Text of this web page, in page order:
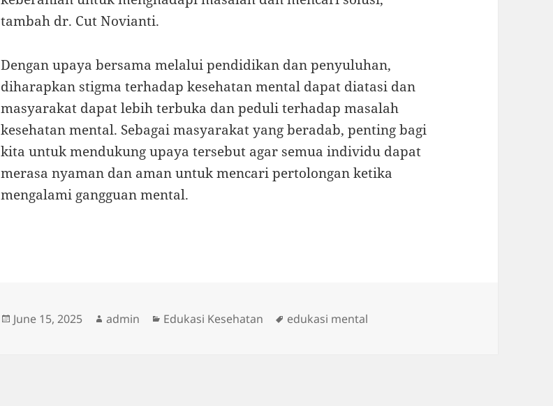
tambah dr. Cut Novianti.
Dengan upaya bersama melalui pendidikan dan penyuluhan,
diharapkan stigma terhadap kesehatan mental dapat diatasi dan
masyarakat dapat lebih terbuka dan peduli terhadap masalah
kesehatan mental. Sebagai masyarakat yang beradab, penting bagi
kita untuk mendukung upaya tersebut agar semua individu dapat
merasa nyaman dan aman untuk mencari pertolongan ketika
mengalami gangguan mental.
Posted
June 15, 2025 Author
admin Categories
Edukasi Kesehatan Tags
edukasi mental